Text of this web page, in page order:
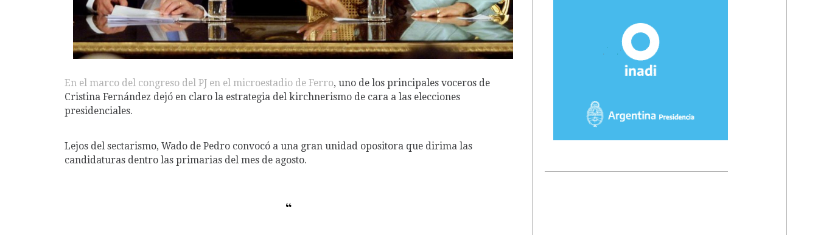
En el marco del congreso del PJ en el microestadio de Ferro, uno de los principales voceros de
Cristina Fernández dejó en claro la estrategia del kirchnerismo de cara a las elecciones
presidenciales.
Lejos del sectarismo, Wado de Pedro convocó a una gran unidad opositora que dirima las
candidaturas dentro las primarias del mes de agosto.